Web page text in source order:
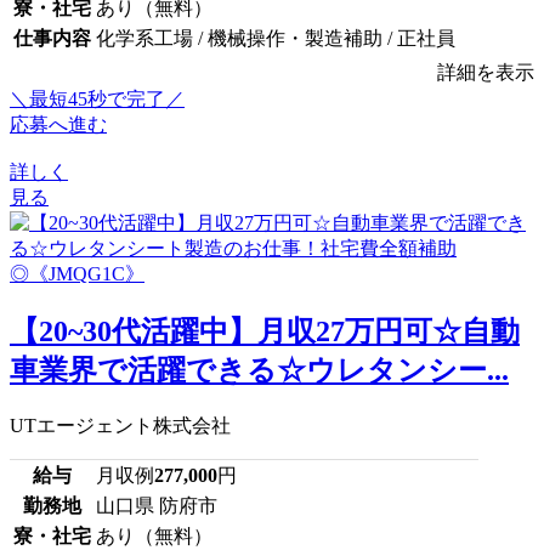
寮・社宅 あり（無料）
仕事内容 化学系工場 / 機械操作・製造補助 / 正社員
詳細を表示
＼最短45秒で完了／
応募へ進む
詳しく
見る
【20~30代活躍中】月収27万円可☆自動
車業界で活躍できる☆ウレタンシー...
UTエージェント株式会社
給与 月収例277,000円
勤務地
山口県 防府市
寮・社宅 あり（無料）